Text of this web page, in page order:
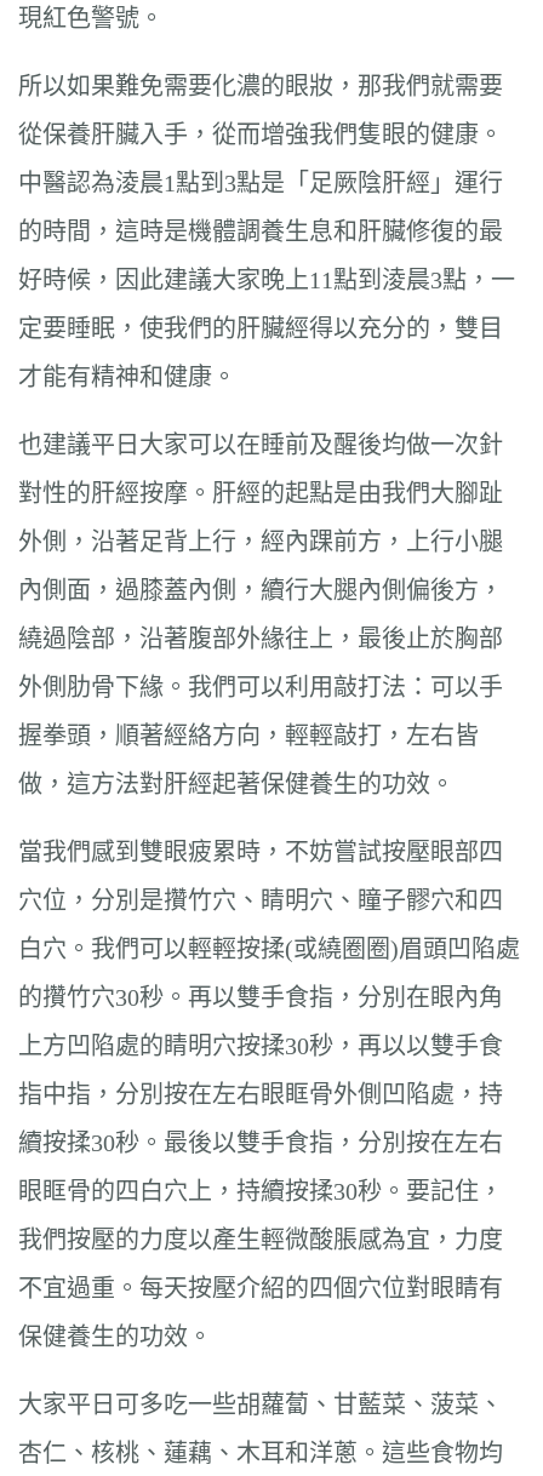
現紅色警號。
所以如果難免需要化濃的眼妝，那我們就需要
從保養肝臟入手，從而增強我們隻眼的健康。
中醫認為淩晨1點到3點是「足厥陰肝經」運行
的時間，這時是機體調養生息和肝臟修復的最
好時候，因此建議大家晚上11點到淩晨3點，一
定要睡眠，使我們的肝臟經得以充分的，雙目
才能有精神和健康。
也建議平日大家可以在睡前及醒後均做一次針
對性的肝經按摩。肝經的起點是由我們大腳趾
外側，沿著足背上行，經內踝前方，上行小腿
內側面，過膝蓋內側，續行大腿內側偏後方，
繞過陰部，沿著腹部外緣往上，最後止於胸部
外側肋骨下緣。我們可以利用敲打法：可以手
握拳頭，順著經絡方向，輕輕敲打，左右皆
做，這方法對肝經起著保健養生的功效。
當我們感到雙眼疲累時，不妨嘗試按壓眼部四
穴位，分別是攢竹穴、睛明穴、瞳子髎穴和四
白穴。我們可以輕輕按揉(或繞圈圈)眉頭凹陷處
的攢竹穴30秒。再以雙手食指，分別在眼內角
上方凹陷處的睛明穴按揉30秒，再以以雙手食
指中指，分別按在左右眼眶骨外側凹陷處，持
續按揉30秒。最後以雙手食指，分別按在左右
眼眶骨的四白穴上，持續按揉30秒。要記住，
我們按壓的力度以產生輕微酸脹感為宜，力度
不宜過重。每天按壓介紹的四個穴位對眼睛有
保健養生的功效。
大家平日可多吃一些胡蘿蔔、甘藍菜、菠菜、
杏仁、核桃、蓮藕、木耳和洋蔥。這些食物均